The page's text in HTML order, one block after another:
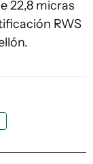
22,8 micras
RWS